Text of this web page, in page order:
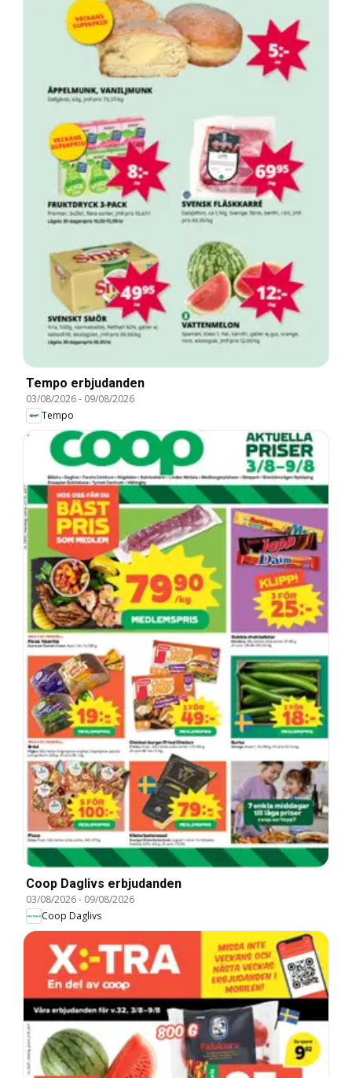
Tempo erbjudanden
03/08/2026- 09/08/2026
Tempo
Coop Daglivs erbjudanden
03/08/2026- 09/08/2026
Coop Daglivs